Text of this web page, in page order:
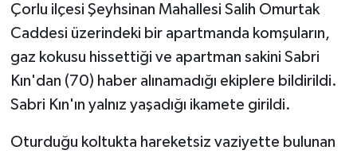
Çorlu ilçesi Şeyhsinan Mahallesi Salih Omurtak
Caddesi üzerindeki bir apartmanda komşuların,
gaz kokusu hissettiği ve apartman sakini Sabri
Kın'dan (70) haber alınamadığı ekiplere bildirildi.
Sabri Kın'ın yalnız yaşadığı ikamete girildi.
Oturduğu koltukta hareketsiz vaziyette bulunan
Güvenlik
HABERDE İNSAN